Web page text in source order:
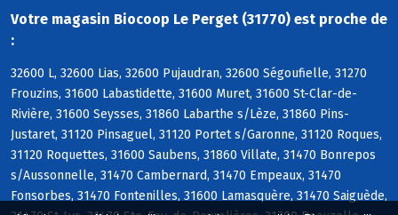
Votre magasin Biocoop Le Perget (31770) est proche de
:
32600 L, 32600 Lias, 32600 Pujaudran, 32600 Ségoufielle, 31270
Frouzins, 31600 Labastidette, 31600 Muret, 31600 St-Clar-de-
Rivière, 31600 Seysses, 31860 Labarthe s/Lèze, 31860 Pins-
Justaret, 31120 Pinsaguel, 31120 Portet s/Garonne, 31120 Roques,
31120 Roquettes, 31600 Saubens, 31860 Villate, 31470 Bonrepos
s/Aussonnelle, 31470 Cambernard, 31470 Empeaux, 31470
Fonsorbes, 31470 Fontenilles, 31600 Lamasquère, 31470 Saiguède,